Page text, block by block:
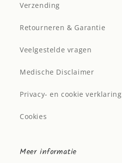
Verzending
Retourneren & Garantie
Veelgestelde vragen
Medische Disclaimer
Privacy- en cookie verklaring
Cookies
Meer informatie